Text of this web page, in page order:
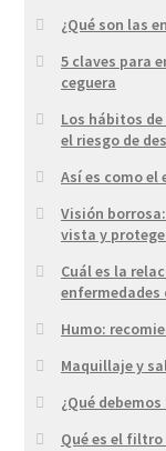
¿Qué son las
5 claves para
ceguera
Los hábitos
el riesgo de
Así es como el
Visión
vista y
Cuál es la
Humo:
Maquillaje y
¿Qué
Qué es el filtro